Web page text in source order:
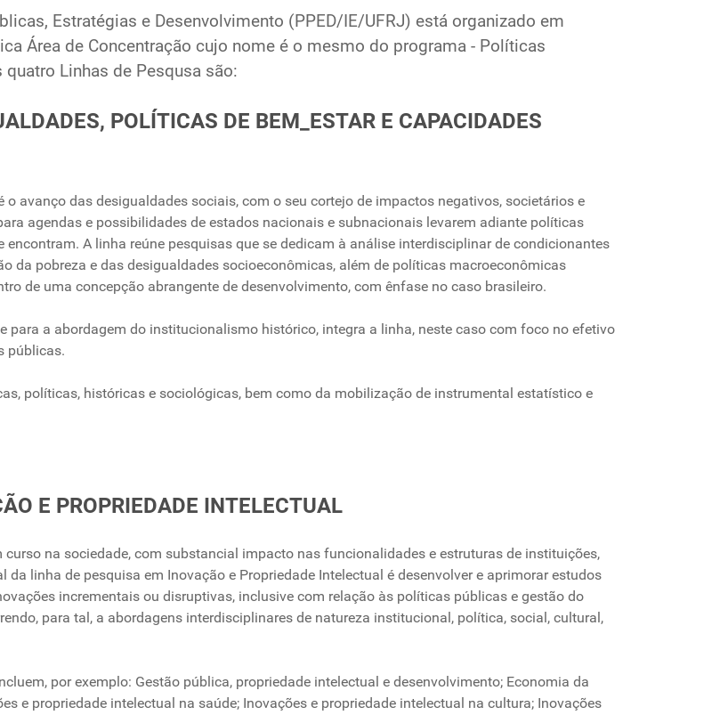
Estratégias e Desenvolvimento (PPED/IE/UFRJ) está organizado em
Área de Concentração cujo nome é o mesmo do programa - Políticas
Linhas de Pesqusa são:
POLÍTICAS DE BEM_ESTAR E CAPACIDADES
avanço das desigualdades sociais, com o seu cortejo de impactos negativos, societários e
agendas e possibilidades de estados nacionais e subnacionais levarem adiante políticas
A linha reúne pesquisas que se dedicam à análise interdisciplinar de condicionantes
da pobreza e das desigualdades socioeconômicas, além de políticas macroeconômicas
de uma concepção abrangente de desenvolvimento, com ênfase no caso brasileiro.
para a abordagem do institucionalismo histórico, integra a linha, neste caso com foco no efetivo
públicas.
políticas, históricas e sociológicas, bem como da mobilização de instrumental estatístico e
E PROPRIEDADE INTELECTUAL
na sociedade, com substancial impacto nas funcionalidades e estruturas de instituições,
linha de pesquisa em Inovação e Propriedade Intelectual é desenvolver e aprimorar estudos
incrementais ou disruptivas, inclusive com relação às políticas públicas e gestão do
para tal, a abordagens interdisciplinares de natureza institucional, política, social, cultural,
por exemplo: Gestão pública, propriedade intelectual e desenvolvimento; Economia da
e propriedade intelectual na saúde; Inovações e propriedade intelectual na cultura; Inovações